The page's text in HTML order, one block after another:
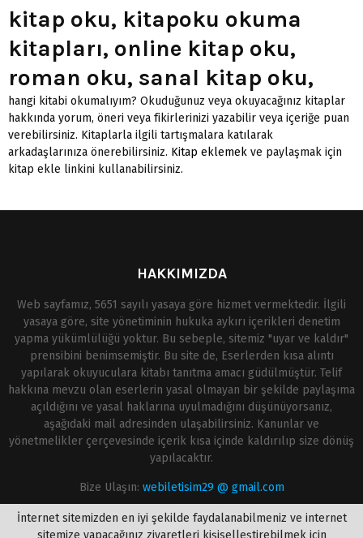
kitap oku, kitapoku okuma
kitapları, online kitap oku,
roman oku, sanal kitap oku,
hangi kitabi okumalıyım? Okuduğunuz veya okuyacağınız kitaplar
hakkında yorum, öneri veya fikirlerinizi yazabilir veya içeriğe puan
verebilirsiniz. Kitaplarla ilgili tartışmalara katılarak
arkadaşlarınıza önerebilirsiniz. Kitap eklemek ve paylaşmak için
kitap ekle linkini kullanabilirsiniz.
HAKKIMIZDA
Web sayfamız, 5651 sayılı yasaya göre hizmet vermektedir. İlgili
yasaya göre, site yönetiminin hukuka aykırı içerikleri denetim
yapma yükümlülüğü yoktur. Bu sebeple, sitemiz "uyar ve kaldır"
prensibini benimsemiştir. Bu site de, Eserlerden kısa alıntı
yapılarak okuyuculara kitabı tanıtma amacı güdülmüştür. Telif
hakkına mevzu olan eserlerin yasal olmayan bir şekilde paylaşıma
açıldığını ve yasal haklarına uyulmadığını düşünüyorsanız,
aşağıdaki mail adresinden ulaşabilirsiniz. Kanunlar ve
yönetmelikler çerçevesinde içerik kısa içinde kaldırılıp size dönüş
yapılacaktır.
Bize Ulaşın: webiletisim29 @ gmail.com
İnternet sitemizden en iyi şekilde faydalanabilmeniz ve internet
sitemize yapacağınız ziyaretleri kişiselleştirebilmek için